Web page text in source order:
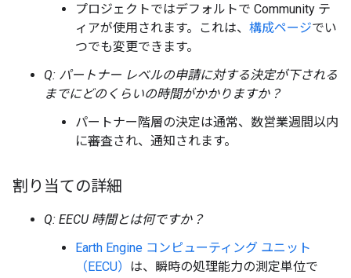
プロジェクトではデフォルトで Community テ
ィアが使用されます。これは、 構成ページでい
つでも変更できます。
Q: パートナー レベルの申請に対する決定が下される
までにどのくらいの時間がかかりますか？
パートナー階層の決定は通常、数営業週間以内
に審査され、通知されます。
割り当ての詳細
Q: EECU 時間とは何ですか？
Earth Engine コンピューティング ユニット
（EECU） は、瞬時の処理能力の測定単位で